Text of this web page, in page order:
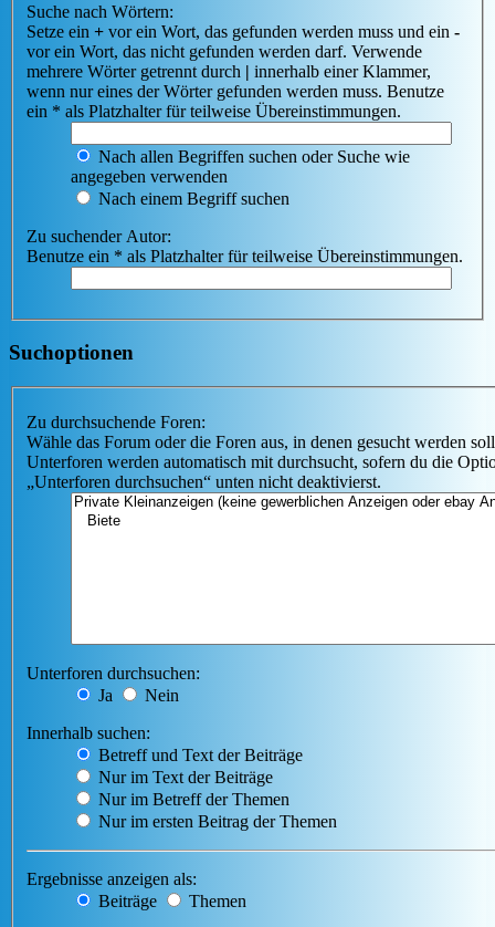
Suche nach Wörtern:
Setze ein + vor ein Wort, das gefunden werden muss und ein -
vor ein Wort, das nicht gefunden werden darf. Verwende
mehrere Wörter getrennt durch | innerhalb einer Klammer,
wenn nur eines der Wörter gefunden werden muss. Benutze
ein * als Platzhalter für teilweise Übereinstimmungen.
Nach allen Begriffen suchen oder Suche wie
angegeben verwenden
Nach einem Begriff suchen
Zu suchender Autor:
Benutze ein * als Platzhalter für teilweise Übereinstimmungen.
Suchoptionen
Zu durchsuchende Foren:
Wähle das Forum oder die Foren aus, in denen gesucht werden
Unterforen werden automatisch mit durchsucht, sofern du die
„Unterforen durchsuchen“ unten nicht deaktivierst.
Unterforen durchsuchen:
Ja
Nein
Innerhalb suchen:
Betreff und Text der Beiträge
Nur im Text der Beiträge
Nur im Betreff der Themen
Nur im ersten Beitrag der Themen
Ergebnisse anzeigen als:
Beiträge
Themen